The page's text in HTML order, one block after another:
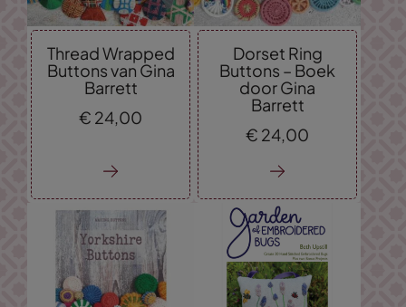
Thread Wrapped
Buttons van Gina
Barrett
€ 24,00
Dorset Ring
Buttons – Boek
door Gina
Barrett
€ 24,00